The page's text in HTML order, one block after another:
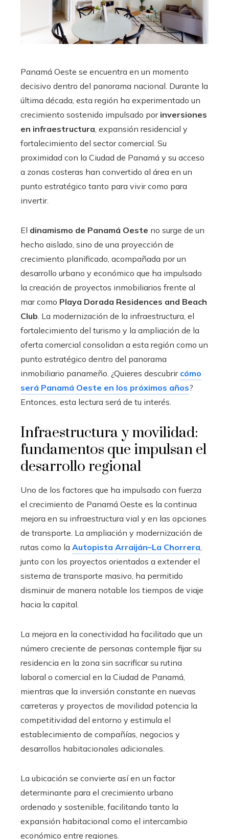
Panamá Oeste se encuentra en un momento
decisivo dentro del panorama nacional. Durante la
última década, esta región ha experimentado un
crecimiento sostenido impulsado por inversiones
en infraestructura, expansión residencial y
fortalecimiento del sector comercial. Su
proximidad con la Ciudad de Panamá y su acceso
a zonas costeras han convertido al área en un
punto estratégico tanto para vivir como para
invertir.
El dinamismo de Panamá Oeste no surge de un
hecho aislado, sino de una proyección de
crecimiento planificado, acompañada por un
desarrollo urbano y económico que ha impulsado
la creación de proyectos inmobiliarios frente al
mar como Playa Dorada Residences and Beach
Club. La modernización de la infraestructura, el
fortalecimiento del turismo y la ampliación de la
oferta comercial consolidan a esta región como un
punto estratégico dentro del panorama
inmobiliario panameño. ¿Quieres descubrir cómo
será Panamá Oeste en los próximos años?
Entonces, esta lectura será de tu interés.
Infraestructura y movilidad:
fundamentos que impulsan el
desarrollo regional
Uno de los factores que ha impulsado con fuerza
el crecimiento de Panamá Oeste es la continua
mejora en su infraestructura vial y en las opciones
de transporte. La ampliación y modernización de
rutas como la Autopista Arraiján–La Chorrera,
junto con los proyectos orientados a extender el
sistema de transporte masivo, ha permitido
disminuir de manera notable los tiempos de viaje
hacia la capital.
La mejora en la conectividad ha facilitado que un
número creciente de personas contemple fijar su
residencia en la zona sin sacrificar su rutina
laboral o comercial en la Ciudad de Panamá,
mientras que la inversión constante en nuevas
carreteras y proyectos de movilidad potencia la
competitividad del entorno y estimula el
establecimiento de compañías, negocios y
desarrollos habitacionales adicionales.
La ubicación se convierte así en un factor
determinante para el crecimiento urbano
ordenado y sostenible, facilitando tanto la
expansión habitacional como el intercambio
económico entre regiones.